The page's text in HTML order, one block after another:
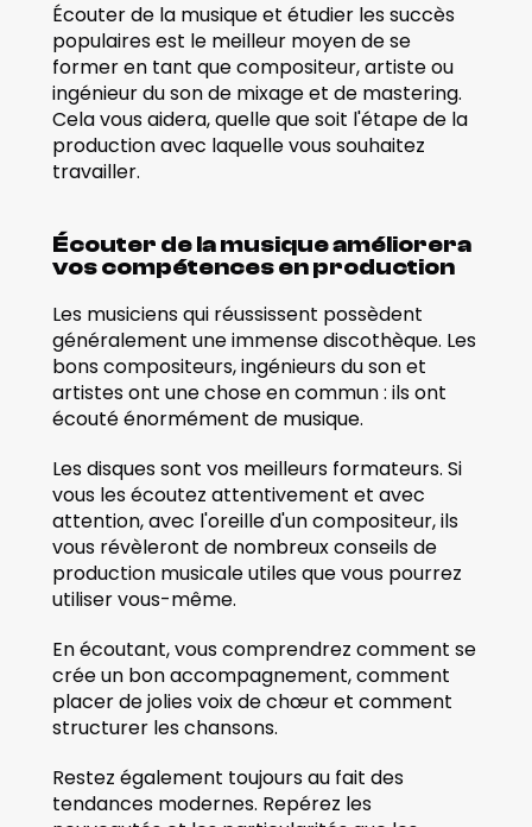
Écouter de la musique et étudier les succès
populaires est le meilleur moyen de se
former en tant que compositeur, artiste ou
ingénieur du son de mixage et de mastering.
Cela vous aidera, quelle que soit l'étape de la
production avec laquelle vous souhaitez
travailler.
Écouter de la musique améliorera
vos compétences en production
Les musiciens qui réussissent possèdent
généralement une immense discothèque. Les
bons compositeurs, ingénieurs du son et
artistes ont une chose en commun : ils ont
écouté énormément de musique.
Les disques sont vos meilleurs formateurs. Si
vous les écoutez attentivement et avec
attention, avec l'oreille d'un compositeur, ils
vous révèleront de nombreux conseils de
production musicale utiles que vous pourrez
utiliser vous-même.
En écoutant, vous comprendrez comment se
crée un bon accompagnement, comment
placer de jolies voix de chœur et comment
structurer les chansons.
Restez également toujours au fait des
tendances modernes. Repérez les